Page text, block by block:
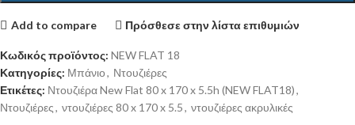
Add to compare Πρόσθεσε στην λίστα επιθυμιών
Κωδικός προϊόντος: NEW FLAT 18
Κατηγορίες: Μπάνιο, Ντουζιέρες
Ετικέτες: Ντουζιέρα New Flat 80 x 170 x 5.5h (NEW FLAT18),
Ντουζιέρες, ντουζιέρες 80 x 170 x 5.5, ντουζιέρες ακρυλικές